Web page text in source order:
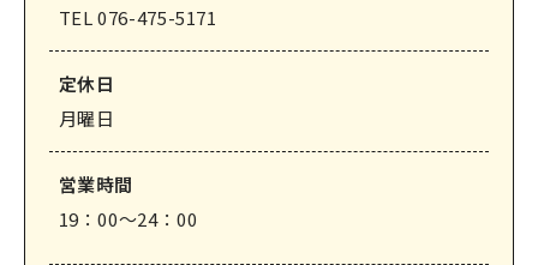
TEL 076-475-5171
定休⽇
月曜日
営業時間
19：00～24：00